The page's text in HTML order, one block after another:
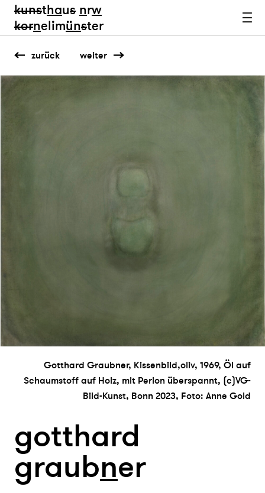
kunsthaus nrw
kornelimünster
zurück weiter
Gotthard Graubner, Kissenbild,oliv, 1969, Öl auf
Schaumstoff auf Holz, mit Perlon überspannt, (c)VG-
Bild-Kunst, Bonn 2023, Foto: Anne Gold
gotthard
graubner